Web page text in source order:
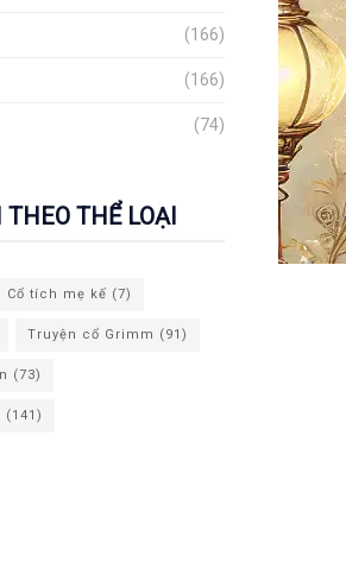
(166)
(166)
(74)
THỂ LOẠI
Cổ tích mẹ kế (7)
Truyện cổ Grimm (91)
(73)
(141)